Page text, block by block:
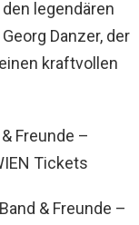
legendären
Danzer, der
kraftvollen
Freunde –
Tickets
& Freunde –